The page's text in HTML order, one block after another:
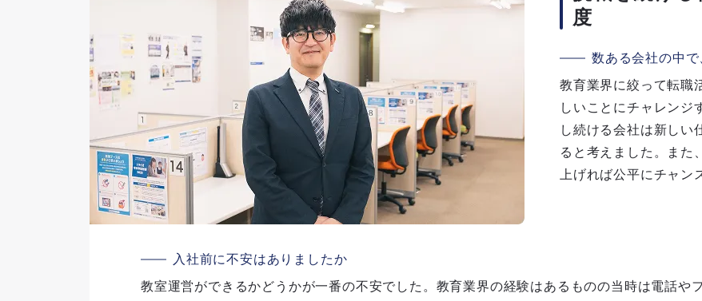
度
数ある会社の中
教育業界に絞って転職
しいことにチャレンジ
し続ける会社は新しい
ると考えました。また
上げれば公平にチャン
入社前に不安はありましたか
教室運営ができるかどうかが一番の不安でした。教育業界の経験はあるものの当時は電話や